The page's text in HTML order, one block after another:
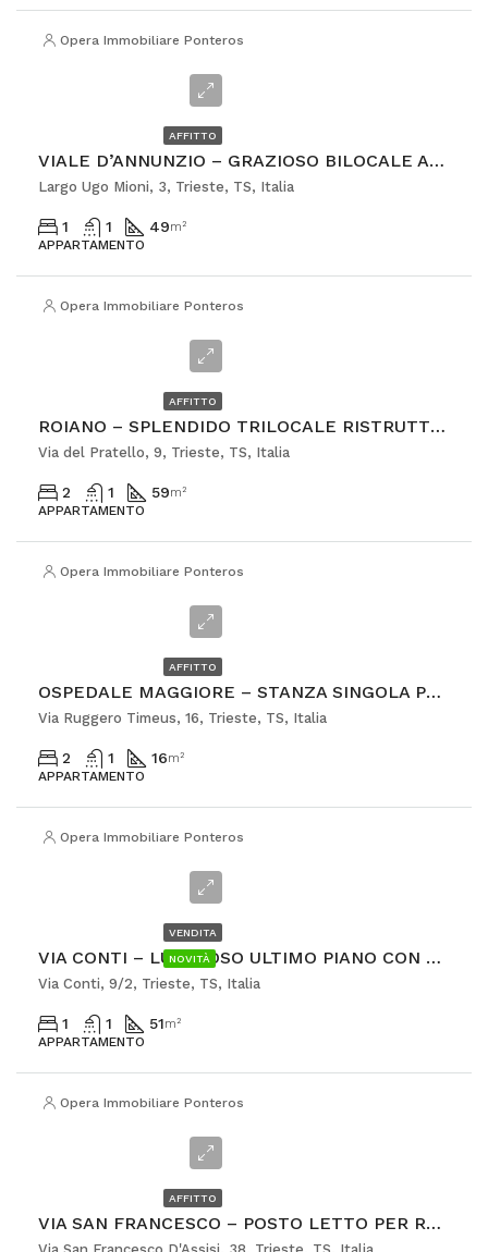
Opera Immobiliare Ponterosso
AFFITTO
VIALE D’ANNUNZIO – GRAZIOSO BILOCALE ARREDATO
Largo Ugo Mioni, 3, Trieste, TS, Italia
1 1 49m²
APPARTAMENTO
Opera Immobiliare Ponterosso
AFFITTO
ROIANO – SPLENDIDO TRILOCALE RISTRUTTURATO
Via del Pratello, 9, Trieste, TS, Italia
2 1 59m²
APPARTAMENTO
Opera Immobiliare Ponterosso
AFFITTO
OSPEDALE MAGGIORE – STANZA SINGOLA PER STUDENTESSA
Via Ruggero Timeus, 16, Trieste, TS, Italia
2 1 16m²
APPARTAMENTO
Opera Immobiliare Ponterosso
VENDITA
NOVITÀ VIA CONTI – LUMINOSO ULTIMO PIANO CON TERRAZZA ABITABILE
Via Conti, 9/2, Trieste, TS, Italia
1 1 51m²
APPARTAMENTO
Opera Immobiliare Ponterosso
AFFITTO
VIA SAN FRANCESCO – POSTO LETTO PER RAGAZZO